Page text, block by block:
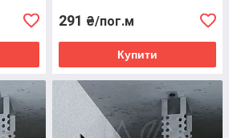
тіньовий
–
291 ₴/пог.м
Купити